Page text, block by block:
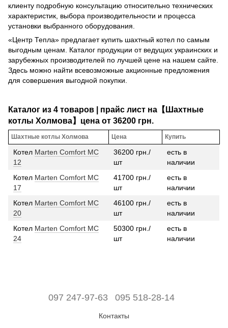
клиенту подробную консультацию относительно технических
характеристик, выбора производительности и процесса
установки выбранного оборудования.
«Центр Тепла» предлагает купить шахтный котел по самым
выгодным ценам. Каталог продукции от ведущих украинских и
зарубежных производителей по лучшей цене на нашем сайте.
Здесь можно найти всевозможные акционные предложения
для совершения выгодной покупки.
Каталог из 4 товаров | прайс лист на【Шахтные
котлы Холмова】цена от 36200 грн.
Шахтные котлы Холмова Цена Купить
Котел Marten Comfort MC
12
36200 грн./
шт
есть в
наличии
Котел Marten Comfort MC
17
41700 грн./
шт
есть в
наличии
Котел Marten Comfort MC
20
46100 грн./
шт
есть в
наличии
Котел Marten Comfort MC
24
50300 грн./
шт
есть в
наличии
097 247-97-63 095 518-28-14
Контакты